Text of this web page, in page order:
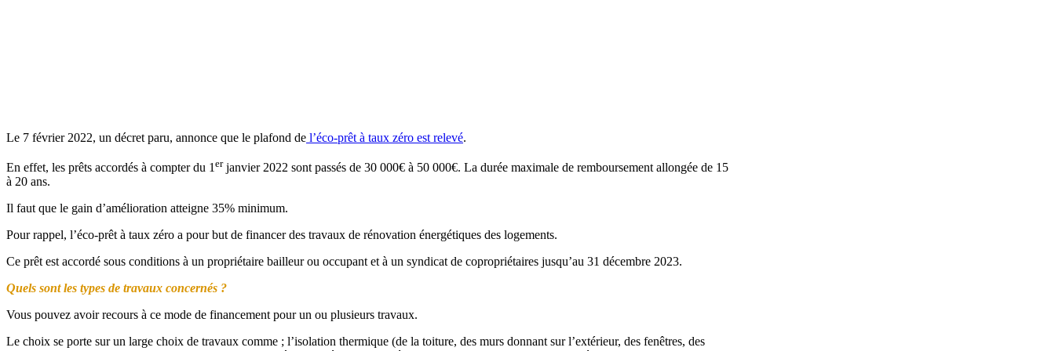
Le 7 février 2022, un décret paru, annonce que le plafond de l’éco-prêt à taux zéro est relevé.
En effet, les prêts accordés à compter du 1 erjanvier 2022 sont passés de 30 000€ à 50 000€. La durée maximale de remboursement allongée de 15
à 20 ans.
Il faut que le gain d’amélioration atteigne 35% minimum.
Pour rappel, l’éco-prêt à taux zéro a pour but de financer des travaux de rénovation énergétiques des logements.
Ce prêt est accordé sous conditions à un propriétaire bailleur ou occupant et à un syndicat de copropriétaires jusqu’au 31 décembre 2023.
Quels sont les types de travaux concernés ?
Vous pouvez avoir recours à ce mode de financement pour un ou plusieurs travaux.
Le choix se porte sur un large choix de travaux comme ; l’isolation thermique (de la toiture, des murs donnant sur l’extérieur, des fenêtres, des